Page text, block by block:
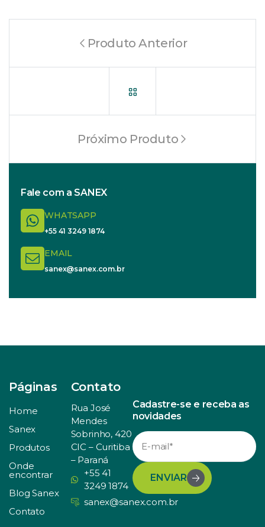
Produto Anterior
Próximo Produto
Fale com a SANEX
WHATSAPP
+55 41 3249 1874
EMAIL
sanex@sanex.com.br
Páginas
Home
Sanex
Produtos
Onde
encontrar
Blog Sanex
Contato
Contato
Rua José
Mendes
Sobrinho, 420
CIC – Curitiba
– Paraná
+55 41
3249 1874
sanex@sanex.com.br
Cadastre-se e receba as
novidades
ENVIAR